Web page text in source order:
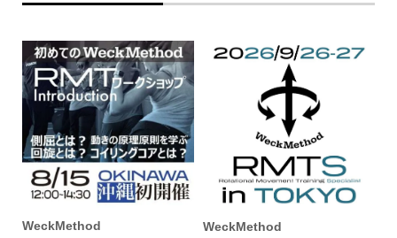
WeckMethod
WeckMethod